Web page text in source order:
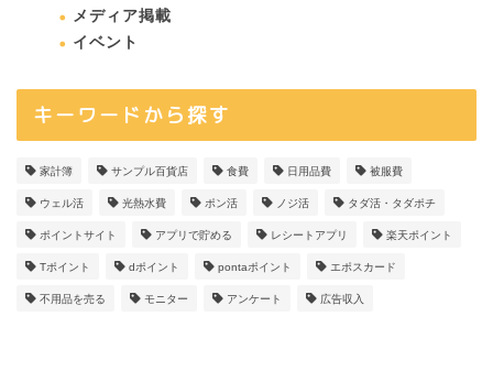
メディア掲載
イベント
キーワードから探す
家計簿 サンプル百貨店 食費 日用品費 被服費
ウェル活 光熱水費 ポン活 ノジ活 タダ活・タダポチ
ポイントサイト アプリで貯める レシートアプリ 楽天ポイント
Tポイント dポイント pontaポイント エポスカード
不用品を売る モニター アンケート 広告収入